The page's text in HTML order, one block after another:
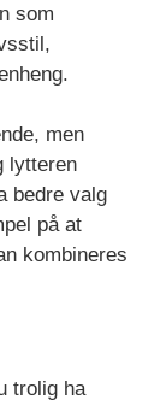
som
men
lytteren
bedre valg
på at
kombineres
trolig ha